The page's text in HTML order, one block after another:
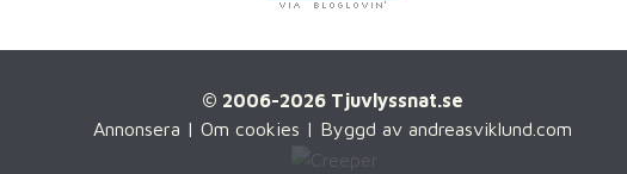
© 2006-2026 Tjuvlyssnat.se
Annonsera | Om cookies | Byggd av andreasviklund.com